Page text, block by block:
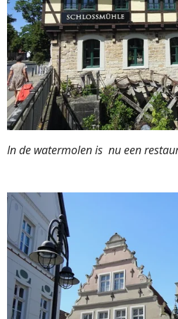
In de watermolen is nu een